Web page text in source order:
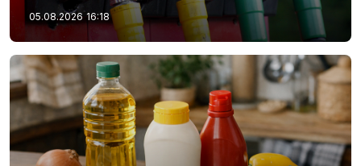
05.08.2026 16:18